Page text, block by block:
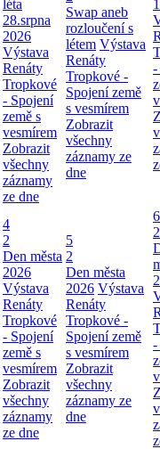
léta
28.srpna
2026
Výstava
Renáty
Tropkové
- Spojení
země s
vesmírem
Zobrazit
všechny
záznamy
ze dne
Swap aneb
rozloučení s
létem Výstava
Renáty
Tropkové -
Spojení země
s vesmírem
Zobrazit
všechny
záznamy ze
dne
1
-
4
2
Den města
2026
Výstava
Renáty
Tropkové
- Spojení
země s
vesmírem
Zobrazit
všechny
záznamy
ze dne
5
2
Den města
2026 Výstava
Renáty
Tropkové -
Spojení země
s vesmírem
Zobrazit
všechny
záznamy ze
dne
6
2
-